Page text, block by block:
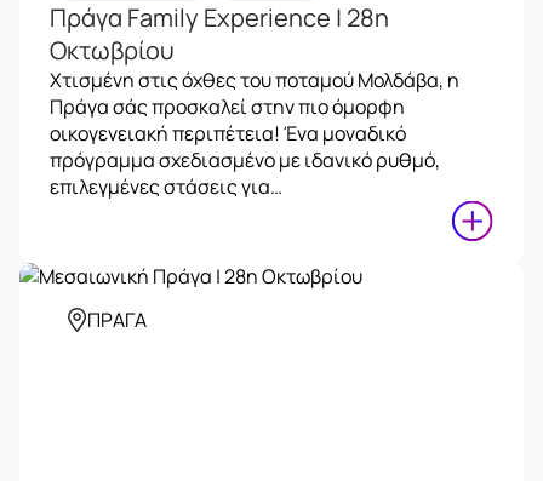
Πράγα Family Experience | 28η
Οκτωβρίου
Χτισμένη στις όχθες του ποταμού Μολδάβα, η
Πράγα σάς προσκαλεί στην πιο όμορφη
οικογενειακή περιπέτεια! Ένα μοναδικό
πρόγραμμα σχεδιασμένο με ιδανικό ρυθμό,
επιλεγμένες στάσεις για…
ΠΡΑΓΑ